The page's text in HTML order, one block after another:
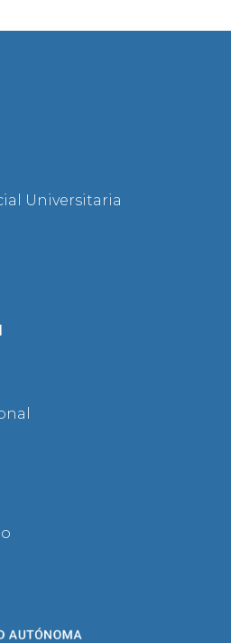
Universitaria